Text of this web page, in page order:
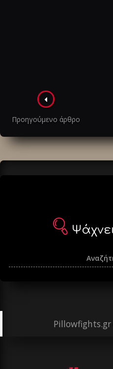
Πλοήγηση
στα
άρθρα
Προηγούμενο άρθρο
Pillowfights.gr